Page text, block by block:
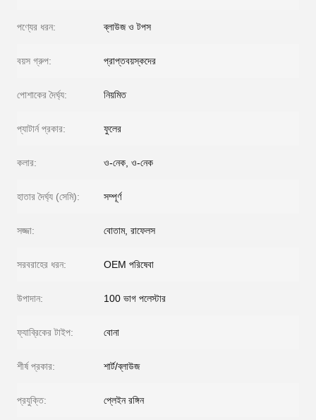
পণ্যের ধরন: ব্লাউজ ও টপস
বয়স গ্রুপ: প্রাপ্তবয়স্কদের
পোশাকের দৈর্ঘ্য: নিয়মিত
প্যাটার্ন প্রকার: ফুলের
কলার: ও-নেক, ও-নেক
হাতার দৈর্ঘ্য (সেমি): সম্পূর্ণ
সজ্জা: বোতাম, রাফেলস
সরবরাহের ধরন: OEM পরিষেবা
উপাদান: 100 ভাগ পলেস্টার
ফ্যাব্রিকের টাইপ: বোনা
শীর্ষ প্রকার: শার্ট/ব্লাউজ
প্রযুক্তি: প্লেইন রঙ্গিন